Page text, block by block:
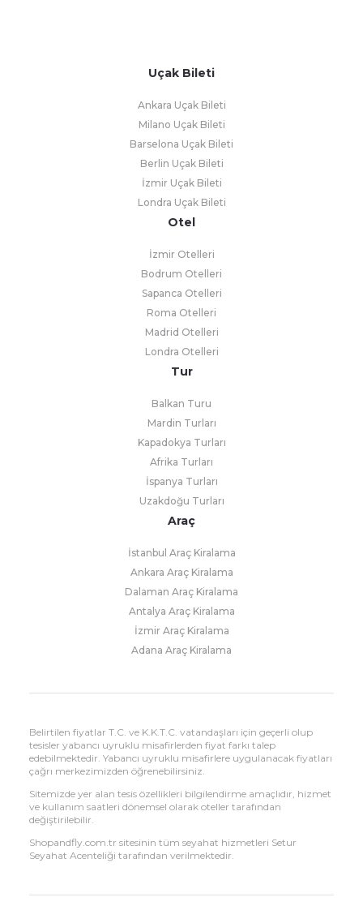
Uçak Bileti
Ankara Uçak Bileti
Milano Uçak Bileti
Barselona Uçak Bileti
Berlin Uçak Bileti
İzmir Uçak Bileti
Londra Uçak Bileti
Otel
İzmir Otelleri
Bodrum Otelleri
Sapanca Otelleri
Roma Otelleri
Madrid Otelleri
Londra Otelleri
Tur
Balkan Turu
Mardin Turları
Kapadokya Turları
Afrika Turları
İspanya Turları
Uzakdoğu Turları
Araç
İstanbul Araç Kiralama
Ankara Araç Kiralama
Dalaman Araç Kiralama
Antalya Araç Kiralama
İzmir Araç Kiralama
Adana Araç Kiralama
Belirtilen fiyatlar T.C. ve K.K.T.C. vatandaşları için geçerli olup
tesisler yabancı uyruklu misafirlerden fiyat farkı talep
edebilmektedir. Yabancı uyruklu misafirlere uygulanacak fiyatları
çağrı merkezimizden öğrenebilirsiniz.
Sitemizde yer alan tesis özellikleri bilgilendirme amaçlıdır, hizmet
ve kullanım saatleri dönemsel olarak oteller tarafından
değiştirilebilir.
Shopandfly.com.tr sitesinin tüm seyahat hizmetleri Setur
Seyahat Acenteliği tarafından verilmektedir.